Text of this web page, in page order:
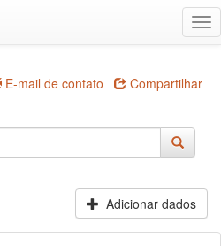
E-mail de contato Compartilhar
Adicionar dados